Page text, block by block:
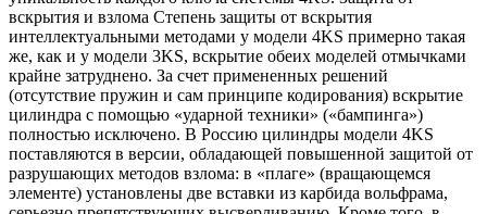
вскрытия и взлома Степень защиты от вскрытия
интеллектуальными методами у модели 4KS примерно такая
же, как и у модели 3KS, вскрытие обеих моделей отмычками
крайне затруднено. За счет примененных решений
(отсутствие пружин и сам принципе кодирования) вскрытие
цилиндра с помощью «ударной техники» («бампинга»)
полностью исключено. В Россию цилиндры модели 4KS
поставляются в версии, обладающей повышенной защитой от
разрушающих методов взлома: в «плаге» (вращающемся
элементе) установлены две вставки из карбида вольфрама,